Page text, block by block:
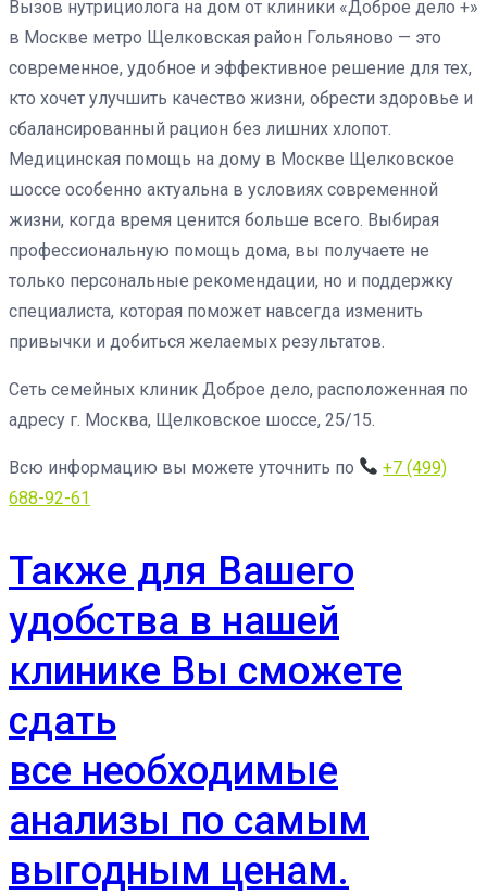
Вызов нутрициолога на дом от клиники «Доброе дело +»
в Москве метро Щелковская район Гольяново — это
современное, удобное и эффективное решение для тех,
кто хочет улучшить качество жизни, обрести здоровье и
сбалансированный рацион без лишних хлопот.
Медицинская помощь на дому в Москве Щелковское
шоссе особенно актуальна в условиях современной
жизни, когда время ценится больше всего. Выбирая
профессиональную помощь дома, вы получаете не
только персональные рекомендации, но и поддержку
специалиста, которая поможет навсегда изменить
привычки и добиться желаемых результатов.
Сеть семейных клиник Доброе дело, расположенная по
адресу г. Москва, Щелковское шоссе, 25/15.
Всю информацию вы можете уточнить по
+7 (499)
688-92-61
Также для Вашего
удобства в нашей
клинике Вы сможете
сдать
все необходимые
анализы по самым
выгодным ценам.